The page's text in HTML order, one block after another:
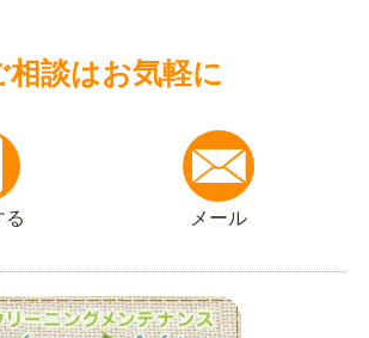
相談はお気軽に
る メール